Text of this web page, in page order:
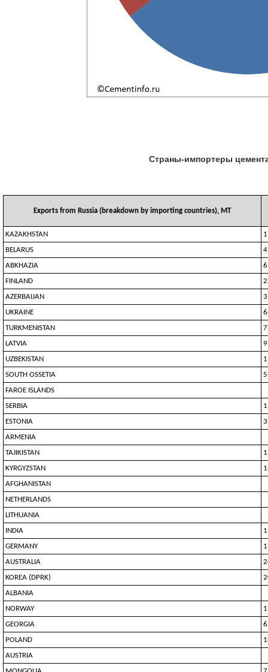
Страны-импортеры
Exports from Russia (breakdown by importing countries), MT
KAZAKHSTAN
BELARUS
ABKHAZIA
FINLAND
AZERBAIJAN
UKRAINE
TURKMENISTAN
LATVIA
UZBEKISTAN
SOUTH OSSETIA
FAROE ISLANDS
SERBIA
ESTONIA
ARMENIA
TAJIKISTAN
KYRGYZSTAN
AFGHANISTAN
NETHERLANDS
LITHUANIA
INDIA
GERMANY
AUSTRALIA
KOREA (DPRK)
ALBANIA
NORWAY
GEORGIA
POLAND
AUSTRIA